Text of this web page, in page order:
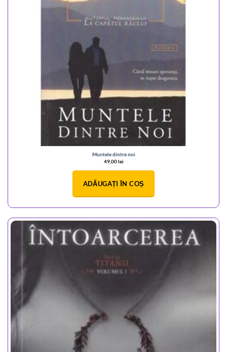
Muntele dintre noi
49,00lei
ADĂUGAȚI ÎN COȘ